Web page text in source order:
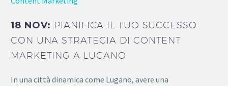
18 NOV: PIANIFICA IL TUO SUCCESSO
CON UNA STRATEGIA DI CONTENT
MARKETING A LUGANO
In una città dinamica come Lugano, avere una